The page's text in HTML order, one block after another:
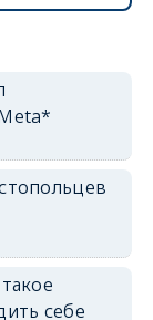
себе